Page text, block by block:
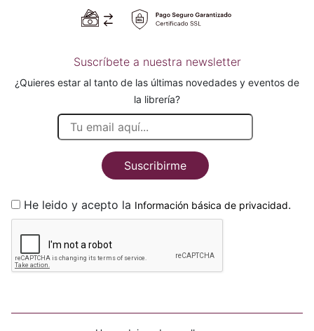
Suscríbete a nuestra newsletter
¿Quieres estar al tanto de las últimas novedades y eventos de
la librería?
Suscribirme
He leido y acepto la Información básica de privacidad.